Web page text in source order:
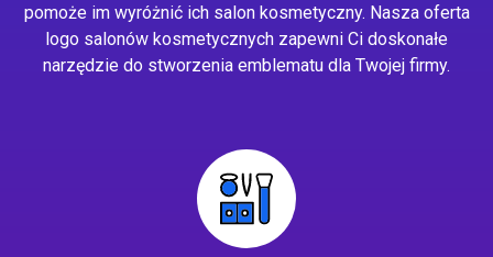
pomoże im wyróżnić ich salon kosmetyczny. Nasza oferta
logo salonów kosmetycznych zapewni Ci doskonałe
narzędzie do stworzenia emblematu dla Twojej firmy.